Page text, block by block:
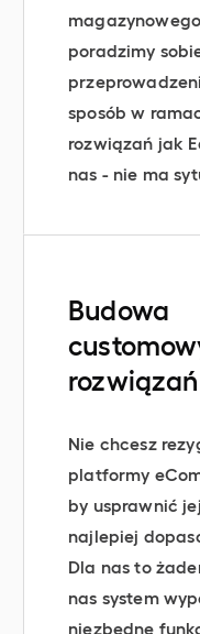
poradzimy
sposób w
rozwiązań jak
nas - nie ma
Budowa
rozwiązań
Nie chcesz
platformy
by usprawnić
najlepiej
Dla nas to
nas system
niezbędne